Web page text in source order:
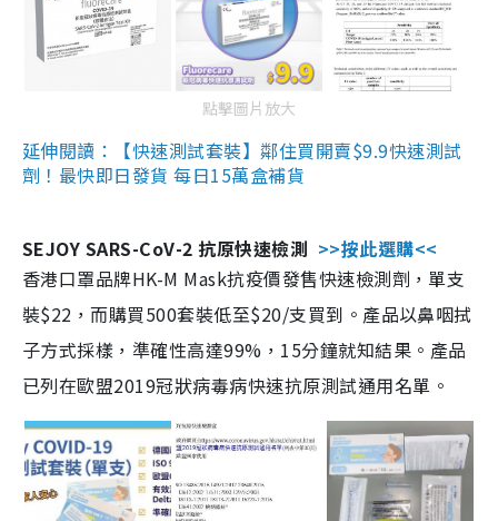
點擊圖片放大
延伸閱讀：【快速測試套裝】鄰住買開賣$9.9快速測試
劑！最快即日發貨 每日15萬盒補貨
SEJOY SARS-CoV-2 抗原快速檢測 >>按此選購<<
香港口罩品牌HK-M Mask抗疫價發售快速檢測劑，單支
裝$22，而購買500套裝低至$20/支買到。產品以鼻咽拭
子方式採樣，準確性高達99%，15分鐘就知結果。產品
已列在歐盟2019冠狀病毒病快速抗原測試通用名單。